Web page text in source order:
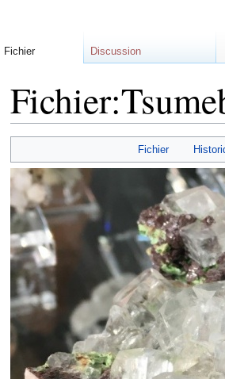
Fichier
Fichier Discussion